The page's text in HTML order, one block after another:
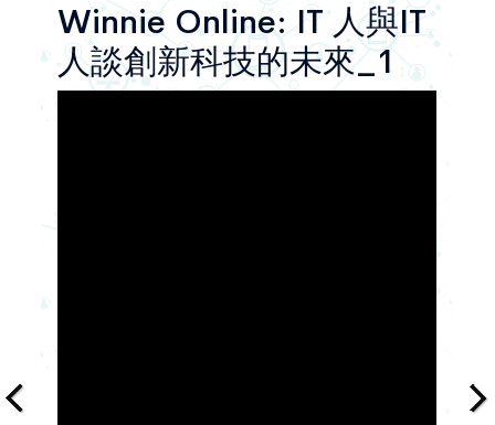
Winnie Online: IT 人與IT
人談創新科技的未來_1